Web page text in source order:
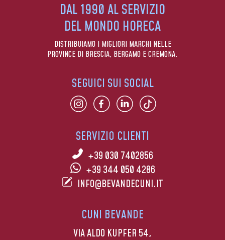
DAL 1990 AL SERVIZIO
DEL MONDO HORECA
DISTRIBUIAMO I MIGLIORI MARCHI NELLE
PROVINCE DI BRESCIA, BERGAMO E CREMONA.
SERVIZIO CLIENTI
+39 030 7402856
+39 344 050 4286
INFO@BEVANDECUNI.IT
CUNI BEVANDE
VIA ALDO KUPFER 54,
SEGUICI SUI SOCIAL